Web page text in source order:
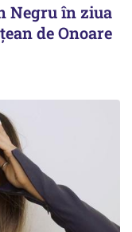
Negru în ziua
de Onoare